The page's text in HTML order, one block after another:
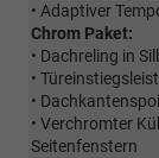
• Adaptiver
Chrom Paket:
• Dachreling in
•
•
• Verchromter
Seitenfenstern